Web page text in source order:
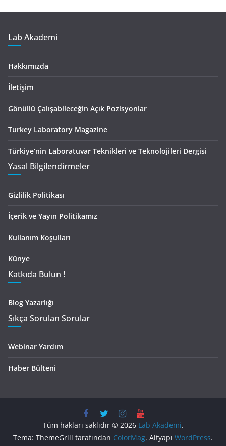
Lab Akademi
Hakkımızda
İletişim
Gönüllü Çalışabileceğin Açık Pozisyonlar
Turkey Laboratory Magazine
Türkiye’nin Laboratuvar Teknikleri ve Teknolojileri Dergisi
Yasal Bilgilendirmeler
Gizlilik Politikası
İçerik ve Yayın Politikamız
Kullanım Koşulları
Künye
Katkıda Bulun !
Blog Yazarlığı
Sıkça Sorulan Sorular
Webinar Yardım
Haber Bülteni
Tüm hakları saklıdır © 2026 Lab Akademi.
Tema: ThemeGrill tarafından ColorMag. Altyapı WordPress.